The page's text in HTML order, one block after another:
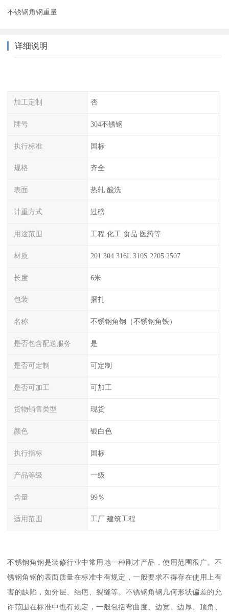
不锈钢角钢重量
详细说明
加工定制 否
牌号 304不锈钢
执行标准 国标
规格 齐全
表面 热轧 酸洗
计重方式 过磅
用途范围 工程 化工 食品 医药等
材质 201 304 316L 310S 2205 2507
长度 6米
包装 捆扎
名称 不锈钢角钢（不锈钢角铁）
是否包含配送服务 是
是否可定制 可定制
是否可加工 可加工
货物销售类型 现货
颜色 银白色
执行指标 国标
产品等级 一级
含量 99％
适用范围 工厂 建筑工程
不锈钢角钢是装修行业中常用地一种刚才产品，使用范围很广。不
锈钢角钢的表面质量在标准中有规定，一般要求不得存在使用上有
害的缺陷，如分层、结疤、裂缝等。不锈钢角钢几何形状偏差的允
许范围在标准中也有规定，一般包括弯曲度、边宽、边厚、顶角、